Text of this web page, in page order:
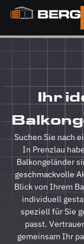
Ihr
Suchen Sie nach
In Prenzlau
Balkongeländer
geschmackvolle
Blick von Ihrem
individuell
speziell für Sie
passt.
gemeinsam Ihr